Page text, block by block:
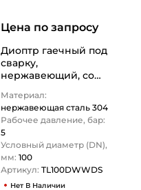
Цена по запросу
Диоптр гаечный под
сварку,
нержавеющий, со
TL100DWWDS TITAN…
Материал:
нержавеющая сталь 304
Рабочее давление, бар:
5
Условный диаметр (DN),
мм: 100
Артикул: TL100DWWDS
Нет В Наличии